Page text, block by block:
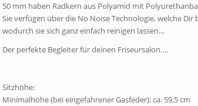
50 mm haben Radkern aus Polyamid mit
Sie verfügen über die No Noise Technologie, welche
wodurch sie sich ganz einfach reinigen lassen…
Der perfekte Begleiter für deinen Friseursalon….
Sitzhöhe:
Minimalhöhe (bei eingefahrener Gasfeder): ca. 59,5 cm